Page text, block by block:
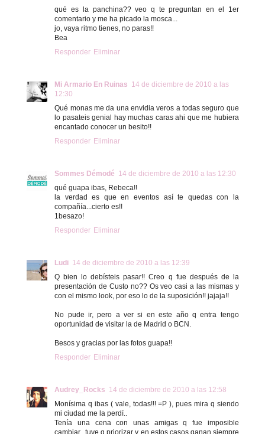
qué es la panchina?? veo q te preguntan en el 1er
comentario y me ha picado la mosca...
jo, vaya ritmo tienes, no paras!!
Bea
Responder Eliminar
Mi Armario En Ruinas 14 de diciembre de 2010 a las
12:30
Qué monas me da una envidia veros a todas seguro que
lo pasateis genial hay muchas caras ahi que me hubiera
encantado conocer un besito!!
Responder Eliminar
Sommes Démodé 14 de diciembre de 2010 a las 12:30
qué guapa ibas, Rebeca!!
la verdad es que en eventos así te quedas con la
compañía...cierto es!!
1besazo!
Responder Eliminar
Ludi 14 de diciembre de 2010 a las 12:39
Q bien lo debísteis pasar!! Creo q fue después de la
presentación de Custo no?? Os veo casi a las mismas y
con el mismo look, por eso lo de la suposición!! jajaja!!
No pude ir, pero a ver si en este año q entra tengo
oportunidad de visitar la de Madrid o BCN.
Besos y gracias por las fotos guapa!!
Responder Eliminar
Audrey_Rocks 14 de diciembre de 2010 a las 12:58
Monísima q ibas ( vale, todas!!! =P ), pues mira q siendo
mi ciudad me la perdí..
Tenía una cena con unas amigas q fue imposible
cambiar.. tuve q priorizar y en estos casos ganan siempre